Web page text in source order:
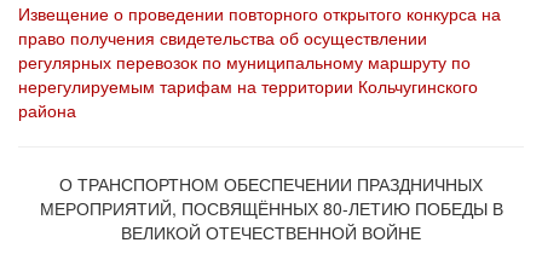
Извещение о проведении повторного открытого конкурса на
право получения свидетельства об осуществлении
регулярных перевозок по муниципальному маршруту по
нерегулируемым тарифам на территории Кольчугинского
района
О ТРАНСПОРТНОМ ОБЕСПЕЧЕНИИ ПРАЗДНИЧНЫХ
МЕРОПРИЯТИЙ, ПОСВЯЩЁННЫХ 80-ЛЕТИЮ ПОБЕДЫ В
ВЕЛИКОЙ ОТЕЧЕСТВЕННОЙ ВОЙНЕ